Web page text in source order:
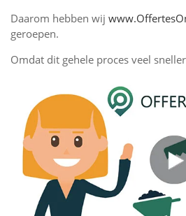
Daarom hebben wij
geroepen.
Omdat dit gehele proces veel